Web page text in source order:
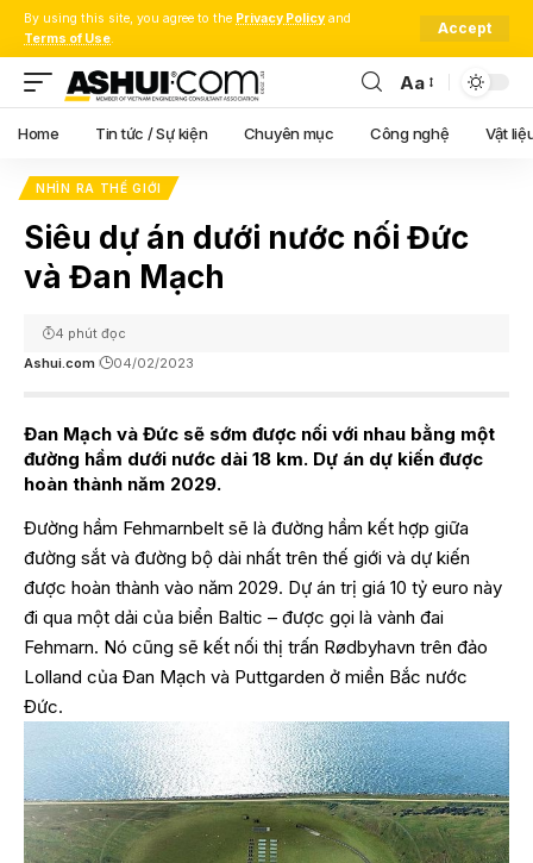
By using this site, you agree to the Privacy Policy and
Terms of Use.
Accept
Font
Resizer
Aa
Home Tin tức / Sự kiện Chuyên mục Công nghệ Vật
NHÌN RA THẾ GIỚI
Siêu dự án dưới nước nối Đức
và Đan Mạch
Ashui.com 04/02/2023
4 phút đọc
Đan Mạch và Đức sẽ sớm được nối với nhau bằng một
đường hầm dưới nước dài 18 km. Dự án dự kiến được
hoàn thành năm 2029.
Đường hầm Fehmarnbelt sẽ là đường hầm kết hợp giữa
đường sắt và đường bộ dài nhất trên thế giới và dự kiến
được hoàn thành vào năm 2029. Dự án trị giá 10 tỷ euro này
đi qua một dải của biển Baltic – được gọi là vành đai
Fehmarn. Nó cũng sẽ kết nối thị trấn Rødbyhavn trên đảo
Lolland của Đan Mạch và Puttgarden ở miền Bắc nước
Đức.